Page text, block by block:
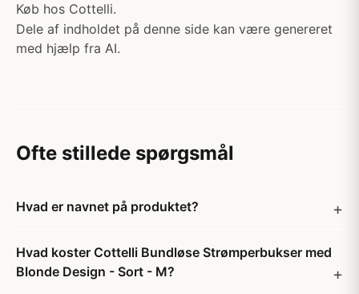
Køb hos Cottelli.
Dele af indholdet på denne side kan være genereret
med hjælp fra AI.
Ofte stillede spørgsmål
Hvad er navnet på produktet?
Hvad koster Cottelli Bundløse Strømperbukser med
Blonde Design - Sort - M?